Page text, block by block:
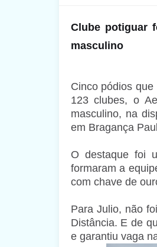
Clube potiguar
masculino
Cinco pódios
123 clubes, o
masculino, na
em Bragança
O destaque foi
formaram a
com chave de
Para Julio, não
Distância. E de
e garantiu vaga